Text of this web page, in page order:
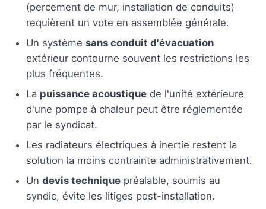
(percement de mur, installation de conduits)
requièrent un vote en assemblée générale.
Un système sans conduit d'évacuation
extérieur contourne souvent les restrictions les
plus fréquentes.
La puissance acoustique de l'unité extérieure
d'une pompe à chaleur peut être réglementée
par le syndicat.
Les radiateurs électriques à inertie restent la
solution la moins contrainte administrativement.
Un devis technique préalable, soumis au
syndic, évite les litiges post-installation.